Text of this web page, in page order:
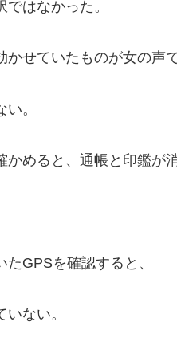
はなかった。
かせていたものが女の声
。
めると、通帳と印鑑が
GPSを確認すると、
ない。